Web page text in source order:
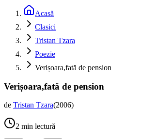
Acasă
Clasici
Tristan Tzara
Poezie
Verișoara,fată de pension
Verișoara,fată de pension
de Tristan Tzara(2006)
2 min lectură